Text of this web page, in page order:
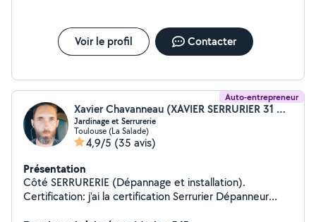
Voir le profil Contacter
Auto-entrepreneur
Xavier Chavanneau (XAVIER SERRURIER 31 DEPANNAGE MULTISERVICES)
Jardinage et Serrurerie
Toulouse (La Salade)
4,9/5 (35 avis)
Présentation
Côté SERRURERIE (Dépannage et installation).
Certification: j'ai la certification Serrurier Dépanneur